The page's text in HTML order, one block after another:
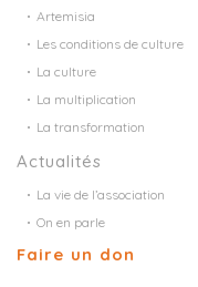
Artemisia
Les conditions de culture
La culture
La multiplication
La transformation
Actualités
La vie de l’association
On en parle
Faire un don